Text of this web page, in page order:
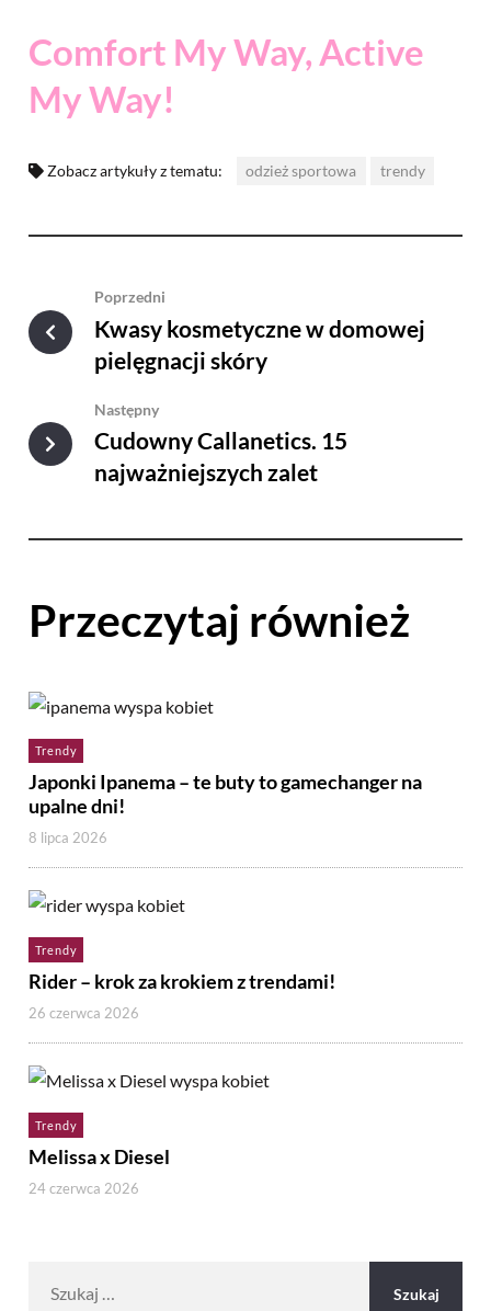
Comfort My Way, Active
My Way!
Zobacz artykuły z tematu: odzież sportowa trendy
Poprzedni
Kwasy kosmetyczne w domowej
pielęgnacji skóry
Następny
Cudowny Callanetics. 15
najważniejszych zalet
Przeczytaj również
Trendy
Japonki Ipanema – te buty to gamechanger na
upalne dni!
8 lipca 2026
Trendy
Rider – krok za krokiem z trendami!
26 czerwca 2026
Trendy
Melissa x Diesel
24 czerwca 2026